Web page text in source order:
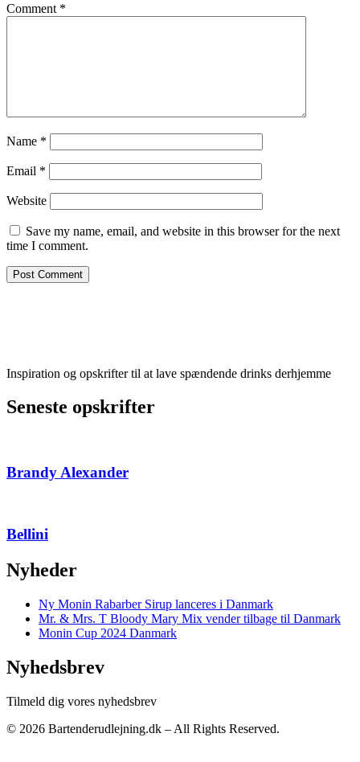
Comment *
Name *
Email *
Website
Save my name, email, and website in this browser for the next
time I comment.
Inspiration og opskrifter til at lave spændende drinks derhjemme
Seneste opskrifter
Brandy Alexander
Bellini
Nyheder
Ny Monin Rabarber Sirup lanceres i Danmark
Mr. & Mrs. T Bloody Mary Mix vender tilbage til Danmark
Monin Cup 2024 Danmark
Nyhedsbrev
Tilmeld dig vores nyhedsbrev
© 2026 Bartenderudlejning.dk – All Rights Reserved.